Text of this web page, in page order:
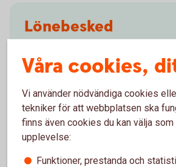
Lönebesked
lönebesked till ert företags
Lönebesked
Våra cookies,
Vi använder nödvändiga cookies
tekniker för att webbplatsen ska
finns även cookies du kan välja
upplevelse:
Funktioner, prestanda och